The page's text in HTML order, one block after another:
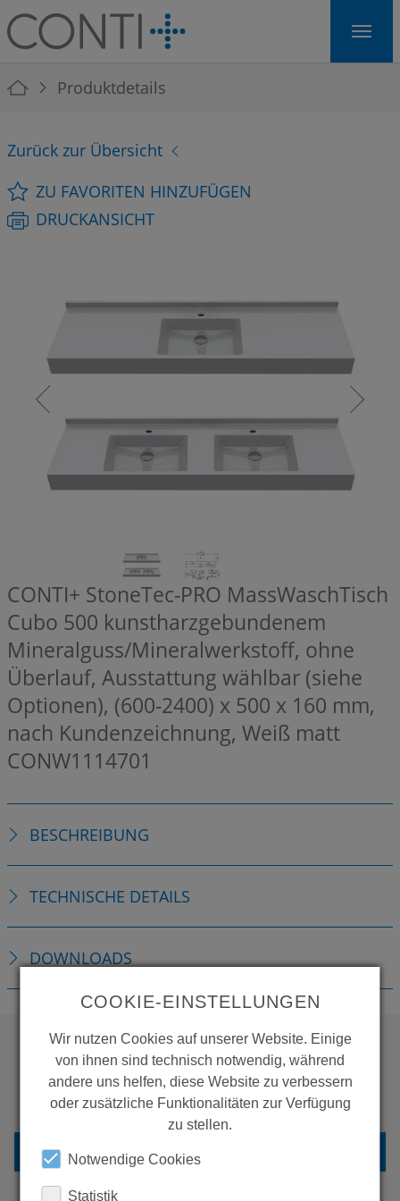
Skip to main navigation
Skip to main content
Skip to page footer
You are here:
Produktdetails
Zurück zur Übersicht
ZU FAVORITEN HINZUFÜGEN
DRUCKANSICHT
CONTI+ StoneTec-PRO MassWaschTisch
Cubo 500 kunstharzgebundenem
Mineralguss/Mineralwerkstoff, ohne
Überlauf, Ausstattung wählbar (siehe
Optionen), (600-2400) x 500 x 160 mm,
nach Kundenzeichnung, Weiß matt
CONW1114701
BESCHREIBUNG
TECHNISCHE DETAILS
DOWNLOADS
WOLLEN SIE MEHR
PRODUKTE SEHEN?
ZURÜCK ZUR ÜBERSICHT
COOKIE-EINSTELLUNGEN
Wir nutzen Cookies auf unserer Website. Einige
von ihnen sind technisch notwendig, während
andere uns helfen, diese Website zu verbessern
oder zusätzliche Funktionalitäten zur Verfügung
zu stellen.
Notwendige Cookies
Statistik